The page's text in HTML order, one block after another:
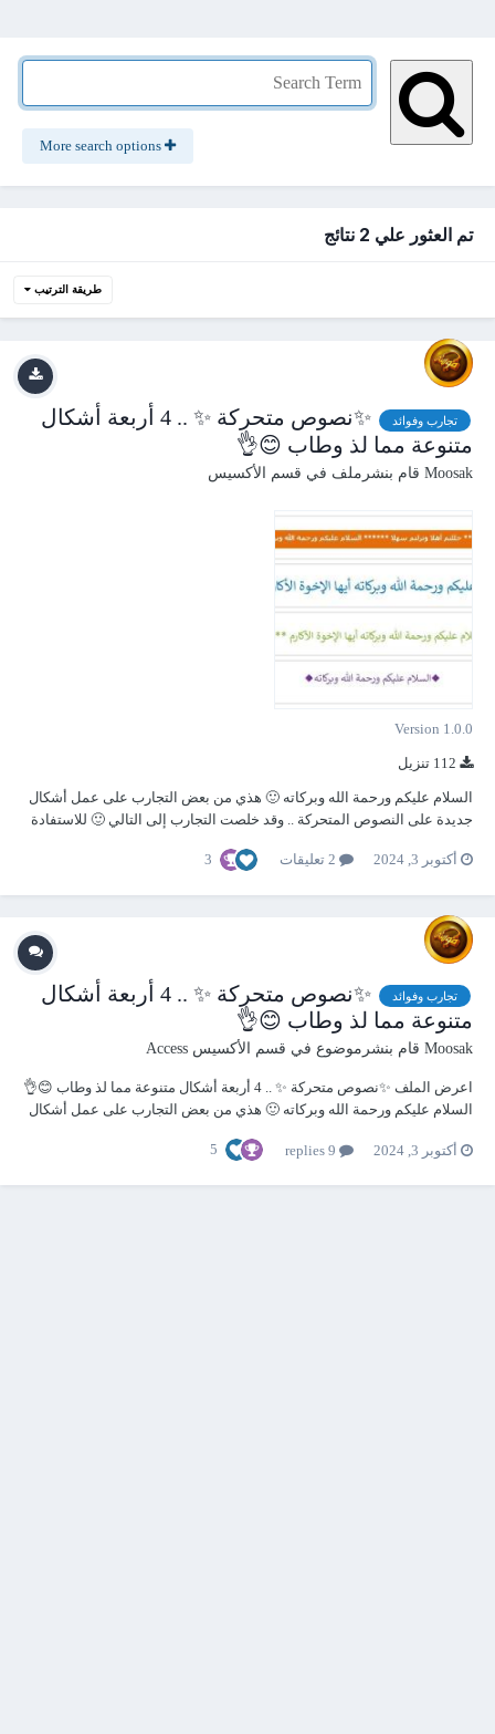
تم العثور علي 2 نتائج
طريقة الترتيب
تجارب وفوائد
✨نصوص متحركة ✨ .. 4 أربعة أشكال
متنوعة مما لذ وطاب 😊👌
Moosak قام بنشرملف في قسم الأكسيس
Version 1.0.0
السلام عليكم ورحمة الله وبركاته 🙂 هذي من بعض التجارب على عمل أشكال
جديدة على النصوص المتحركة .. وقد خلصت التجارب إلى التالي 🙂 للاستفادة
بالترتيب .. قم بفتح النموذج المراد تطبيقه ث...
أكتوبر 3, 2024 3
تجارب وفوائد
✨نصوص متحركة ✨ .. 4 أربعة أشكال
متنوعة مما لذ وطاب 😊👌
Moosak قام بنشرموضوع في قسم الأكسيس Access
اعرض الملف ✨نصوص متحركة ✨ .. 4 أربعة أشكال متنوعة مما لذ وطاب 😊👌
السلام عليكم ورحمة الله وبركاته 🙂 هذي من بعض التجارب على عمل أشكال
من المثال : لدينا أربعة نماذج...
أكتوبر 3, 2024 5